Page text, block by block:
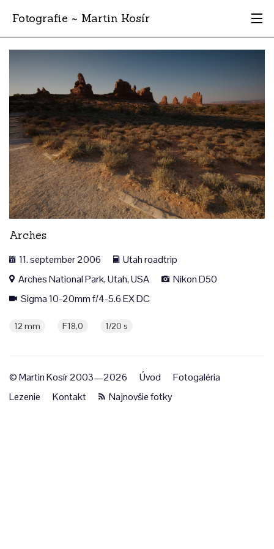
Fotografie ~ Martin Kosír
Moje obľúbené
Miesta
Archív
Vyhľadávanie
Arches
11. september 2006
Utah roadtrip
Arches National Park, Utah, USA
Nikon D50
Sigma 10-20mm f/4-5.6 EX DC
12 mm F18,0 1/20 s
© Martin Kosír 2003—2026 Úvod
Fotogaléria
Lezenie
Kontakt Najnovšie fotky